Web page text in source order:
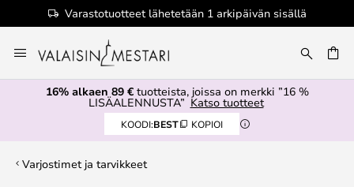
Varastotuotteet lähetetään 1 arkipäivän sisällä
to
Content
16% alkaen 89 €tuotteista, joissa on merkki ”16 %
LISÄALENNUSTA” Katso tuotteet
KOODI:BEST KOPIOI
Varjostimet ja tarvikkeet